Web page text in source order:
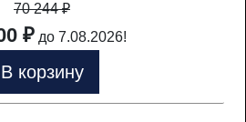
70 244₽
₽ до 7.08.2026!
В корзину